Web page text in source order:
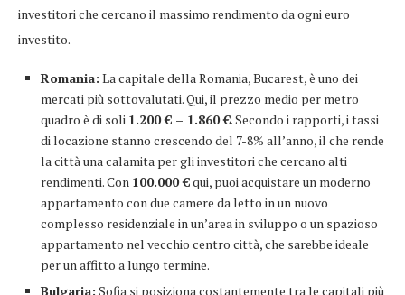
investitori che cercano il massimo rendimento da ogni euro
investito.
Romania: La capitale della Romania, Bucarest, è uno dei
mercati più sottovalutati. Qui, il prezzo medio per metro
quadro è di soli 1.200 € – 1.860 €. Secondo i rapporti, i tassi
di locazione stanno crescendo del 7-8% all’anno, il che rende
la città una calamita per gli investitori che cercano alti
rendimenti. Con 100.000 €qui, puoi acquistare un moderno
appartamento con due camere da letto in un nuovo
complesso residenziale in un’area in sviluppo o un spazioso
appartamento nel vecchio centro città, che sarebbe ideale
per un affitto a lungo termine.
Bulgaria: Sofia si posiziona costantemente tra le capitali più